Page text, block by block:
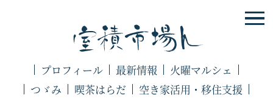
プロフィール 最新情報
火曜マルシェ
つゞみ
喫茶はらだ 空き家活用・移住支援